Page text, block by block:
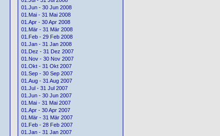
01.Jun - 30 Jun 2008
01.Mai - 31 Mai 2008
01.Apr - 30 Apr 2008
01.Mär - 31 Mär 2008
01.Feb - 29 Feb 2008
01.Jan - 31 Jan 2008
01.Dez - 31 Dez 2007
01.Nov - 30 Nov 2007
01.Okt - 31 Okt 2007
01.Sep - 30 Sep 2007
01.Aug - 31 Aug 2007
01.Jul - 31 Jul 2007
01.Jun - 30 Jun 2007
01.Mai - 31 Mai 2007
01.Apr - 30 Apr 2007
01.Mär - 31 Mär 2007
01.Feb - 28 Feb 2007
01.Jan - 31 Jan 2007